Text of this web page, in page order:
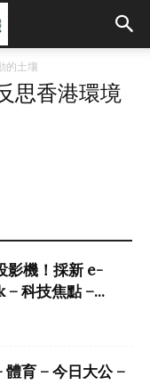
的土壤
思香港環境
影機！採新 e-
– 科技焦點 –...
育 – 今日大公 –